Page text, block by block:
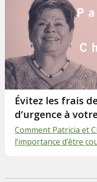
Évitez les frais
d’urgence à
Comment Patricia et
l’importance d’être